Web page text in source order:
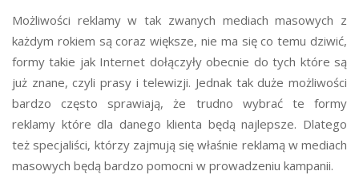
wnetrzestyl.pl
Możliwości reklamy w tak zwanych mediach masowych z
każdym rokiem są coraz większe, nie ma się co temu dziwić,
formy takie jak Internet dołączyły obecnie do tych które są
już znane, czyli prasy i telewizji. Jednak tak duże możliwości
bardzo często sprawiają, że trudno wybrać te formy
reklamy które dla danego klienta będą najlepsze. Dlatego
też specjaliści, którzy zajmują się właśnie reklamą w mediach
masowych będą bardzo pomocni w prowadzeniu kampanii.